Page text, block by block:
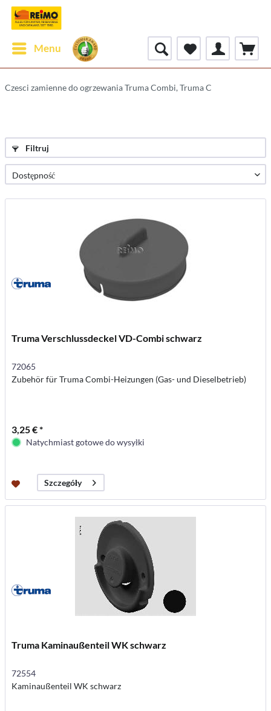
Menu
Czesci zamienne do ogrzewania Truma Combi, Truma C
Filtruj
Truma Verschlussdeckel VD-Combi schwarz
72065
Zubehör für Truma Combi-Heizungen (Gas- und Dieselbetrieb)
3,25 € *
Natychmiast gotowe do wysyłki
Szczegóły
Truma Kaminaußenteil WK schwarz
72554
Kaminaußenteil WK schwarz